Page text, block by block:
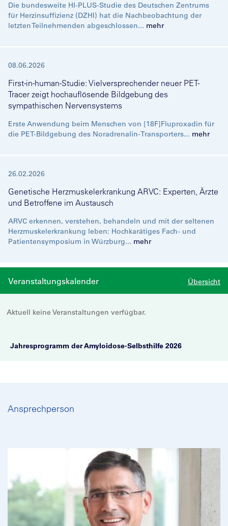
Die bundesweite HI-PLUS-Studie des Deutschen Zentrums
für Herzinsuffizienz (DZHI) hat die Nachbeobachtung der
letzten Teilnehmenden abgeschlossen... mehr
08.06.2026
First-in-human-Studie: Vielversprechender neuer PET-
Tracer zeigt hochauflösende Bildgebung des
sympathischen Nervensystems
Erste Anwendung beim Menschen von [18F]Fluproxadin für
die PET-Bildgebung des Noradrenalin-Transporters... mehr
26.02.2026
Genetische Herzmuskelerkrankung ARVC: Experten, Ärzte
und Betroffene im Austausch
ARVC erkennen, verstehen, behandeln und mit der seltenen
Herzmuskelerkrankung leben: Hochkarätiges Fach- und
Patientensymposium in Würzburg... mehr
Veranstaltungskalender Übersicht
Aktuell keine Veranstaltungen verfügbar.
Jahresprogramm der Amyloidose-Selbsthilfe 2026
Ansprechperson